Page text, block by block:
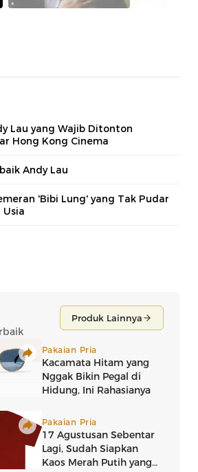
Lau yang Wajib Ditonton
Hong Kong Cinema
Andy Lau
'Bibi Lung' yang Tak Pudar
Usia